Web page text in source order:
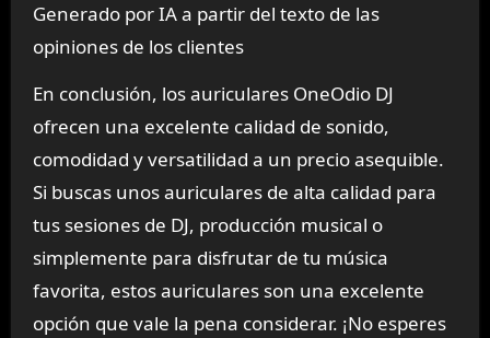
Generado por IA a partir del texto de las
opiniones de los clientes
En conclusión, los auriculares OneOdio DJ
ofrecen una excelente calidad de sonido,
comodidad y versatilidad a un precio asequible.
Si buscas unos auriculares de alta calidad para
tus sesiones de DJ, producción musical o
simplemente para disfrutar de tu música
favorita, estos auriculares son una excelente
opción que vale la pena considerar. ¡No esperes